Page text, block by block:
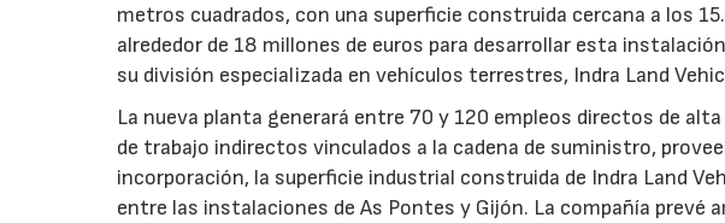
metros cuadrados, con una superficie construida cercana a los
alrededor de 18 millones de euros para desarrollar esta
su división especializada en vehículos terrestres, Indra Land
La nueva planta generará entre 70 y 120 empleos directos de
de trabajo indirectos vinculados a la cadena de suministro,
incorporación, la superficie industrial construida de Indra Land
entre las instalaciones de As Pontes y Gijón. La compañía prevé